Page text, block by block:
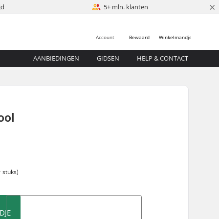
5+ mln. klanten ×
Winkelmandje
Bewaard
Account
AANBIEDINGEN GIDSEN HELP & CONTACT
stuks)